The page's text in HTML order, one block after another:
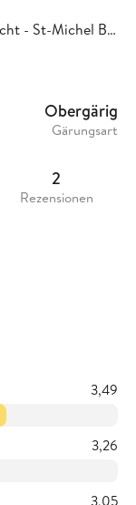
Brouwerij Haacht - St-Michel Bruin
Obergärig
Gärungsart
2
Rezensionen
3,49
3,26
3,05